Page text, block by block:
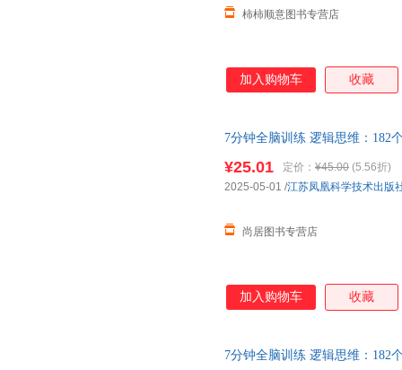
柿柿顺意图书专营店
加入购物车 收藏
7分钟全脑训练 逻辑思维：182
¥25.01 定价： ¥45.00 (5.56折)
尚居图书专营店
2025-05-01 /江苏凤凰科学技术出版
加入购物车 收藏
7分钟全脑训练 逻辑思维：182